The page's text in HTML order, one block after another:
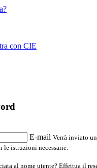
con CIE
E-mail Verrà inviato
istruzioni necessarie.
al nome utente? Effettua il